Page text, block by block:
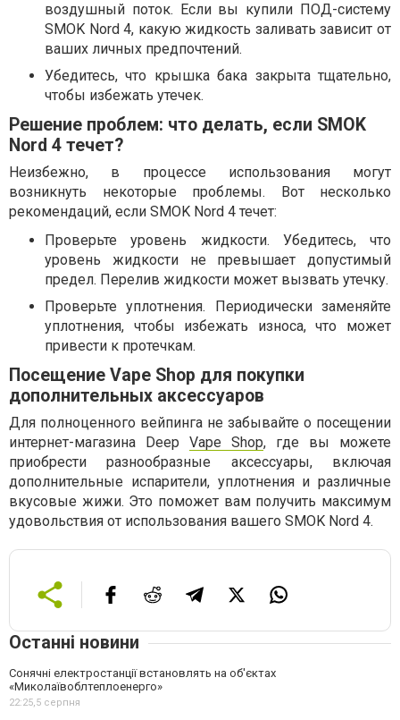
воздушный поток. Если вы купили ПОД-систему
SMOK Nord 4, какую жидкость заливать зависит от
ваших личных предпочтений.
Убедитесь, что крышка бака закрыта тщательно,
чтобы избежать утечек.
Решение проблем: что делать, если SMOK
Nord 4 течет?
Неизбежно, в процессе использования могут
возникнуть некоторые проблемы. Вот несколько
рекомендаций, если SMOK Nord 4 течет:
Проверьте уровень жидкости. Убедитесь, что
уровень жидкости не превышает допустимый
предел. Перелив жидкости может вызвать утечку.
Проверьте уплотнения. Периодически заменяйте
уплотнения, чтобы избежать износа, что может
привести к протечкам.
Посещение Vape Shop для покупки
дополнительных аксессуаров
Для полноценного вейпинга не забывайте о посещении
интернет-магазина Deep Vape Shop, где вы можете
приобрести разнообразные аксессуары, включая
дополнительные испарители, уплотнения и различные
вкусовые жижи. Это поможет вам получить максимум
удовольствия от использования вашего SMOK Nord 4.
Останні новини
Сонячні електростанції встановлять на об'єктах
«Миколаївоблтеплоенерго»
22:25, 5 серпня